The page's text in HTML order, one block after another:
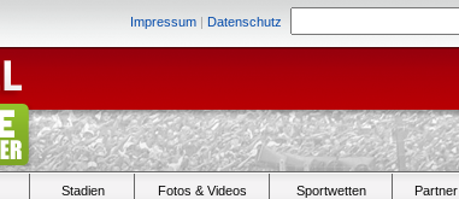
Impressum | Datenschutz
Stadien Fotos & Videos Sportwetten Partner